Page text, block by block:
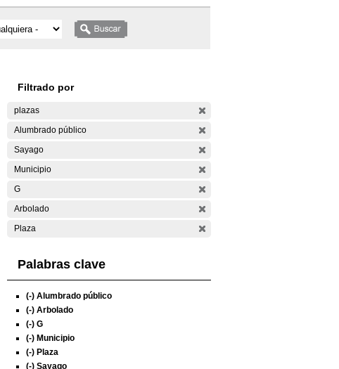
Filtrado por
plazas
Alumbrado público
Sayago
Municipio
G
Arbolado
Plaza
Palabras clave
(-) Alumbrado público
(-) Arbolado
(-) G
(-) Municipio
(-) Plaza
(-) Sayago